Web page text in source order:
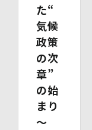
でとし、それ
い。
・ 本人確認書
保険証、住民
・ 代理人であ
【代理人様が未
・ 代理人様ご
・ いずれかの
たもの）、そ
た“
気候
政策
の次
章”
の始
まり
～